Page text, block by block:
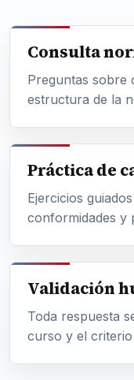
Consulta
Preguntas sobre
estructura de la
Práctica de
Ejercicios
conformidades y
Validación
Toda respuesta
curso y el